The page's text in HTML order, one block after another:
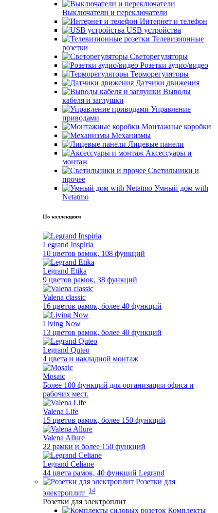
Выключатели и переключатели
Интернет и телефон
USB устройства
Телевизионные
розетки
Светорегуляторы
Розетки аудио/видео
Терморегуляторы
Датчики движения
Выводы
кабеля и заглушки
Управление
приводами
Монтажные коробки
Механизмы
Лицевые панели
Аксессуары и
монтаж
Светильники и
прочее
Умный дом with
Netatmo
По коллекциям
Legrand Inspiria
10 цветов рамок, 108 функций
Legrand Etika
9 цветов рамок, 38 функций
Valena classic
16 цветов рамок, более 40 функций
Living Now
13 цветов рамок, более 40 функций
Legrand Quteo
4 цвета и накладной монтаж
Mosaic
Более 100 функций для организации офиса и
рабочих мест.
Valena Life
15 цветов рамок, более 150 функций
Valena Allure
22 рамки и более 150 функций
Legrand Celiane
44 цвета рамок, 40 функций Legrand
Розетки для
электроплит 14
Розетки для электроплит
Комплекты